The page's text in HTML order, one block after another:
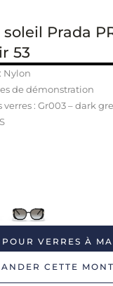
Prada
53
Nylon
de démonstration
: Gr003 – dark
VERRES À
CETTE